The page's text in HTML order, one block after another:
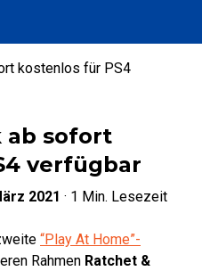
kostenlos für PS4
ab sofort
verfügbar
2021 · 1 Min. Lesezeit
“Play At Home”-
Rahmen Ratchet &